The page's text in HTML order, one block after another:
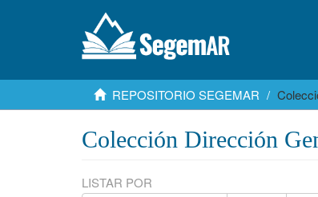
REPOSITORIO SEGEMAR
Colección Dirección
LISTAR POR